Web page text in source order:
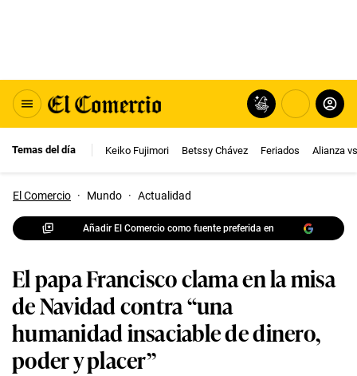
Temas del día Keiko Fujimori Betssy Chávez Feriados Alianza
El Comercio · Mundo · Actualidad
Añadir El Comercio como fuente preferida en
El papa Francisco clama en la misa
de Navidad contra “una
humanidad insaciable de dinero,
poder y placer”